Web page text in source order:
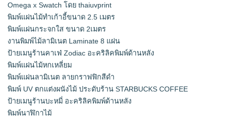
Omega x Swatch โดย thaiuvprint
พิมพ์แผ่นไม้ทำเก้าอี้ขนาด 2.5 เมตร
พิมพ์แผ่นกระจกใส ขนาด 2เมตร
งานพิมพ์ไม้ลามิเนต Laminate 8 แผ่น
ป้ายเมนูร้านคาเฟ่ Zodiac อะคริลิคพิมพ์ด้านหลัง
พิมพ์แผ่นไม้หกเหลี่ยม
พิมพ์แผ่นลามิเนต ลายกราฟฟิกสีดำ
พิมพ์ UV ตกแต่งผนังไม้ ประดับร้าน STARBUCKS COFFEE
ป้ายเมนูร้านบะหมี่ อะคริลิคพิมพ์ด้านหลัง
พิมพ์นาฬิกาไม้